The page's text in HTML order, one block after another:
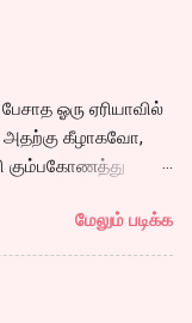
ஓரு ஏரியாவில்
அதற்கு கீழாகவோ,
கும்பகோணத்து
வாழ்கை எப்படி
லைனை , சங்கீதா
நடப்பதை போல்
மேலும் படிக்க